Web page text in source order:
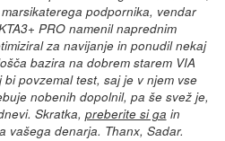
podpornika, vendar
PRO namenil naprednim
za navijanje in ponudil nekaj
bazira na dobrem starem VIA
povzemal test, saj je v njem vse
nobenih dopolnil, pa še svež je,
Skratka, preberite si ga in
vašega denarja. Thanx, Sadar.